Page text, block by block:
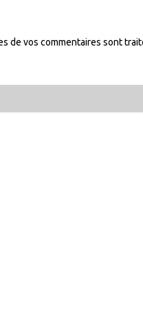
de vos commentaires sont